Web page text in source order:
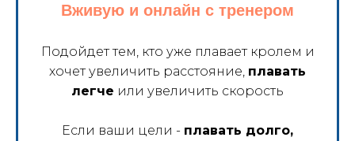
Вживую и онлайн с тренером
Подойдет тем, кто уже плавает кролем и
хочет увеличить расстояние, плавать
легче или увеличить скорость
Если ваши цели - плавать долго,